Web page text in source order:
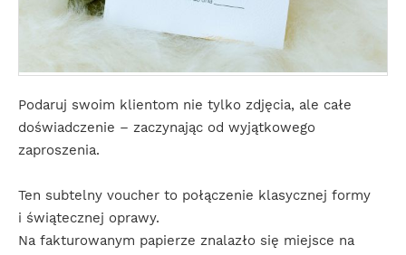
Podaruj swoim klientom nie tylko zdjęcia, ale całe
doświadczenie – zaczynając od wyjątkowego
zaproszenia.
Ten subtelny voucher to połączenie klasycznej formy
i świątecznej oprawy.
Na fakturowanym papierze znalazło się miejsce na